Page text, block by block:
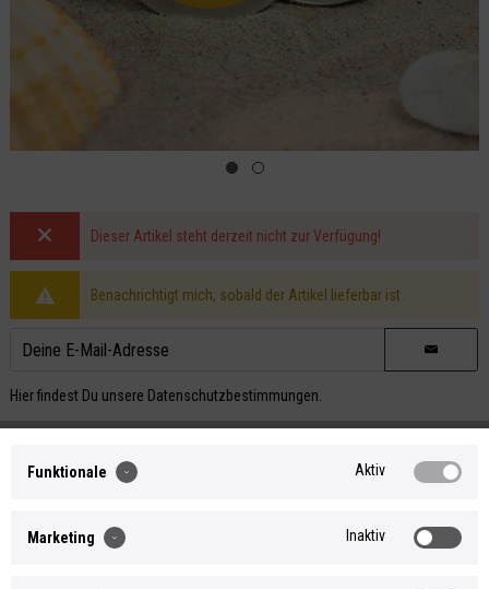
Dieser Artikel steht derzeit nicht zur Verfügung!
Benachrichtigt mich, sobald der Artikel lieferbar ist.
Hier findest Du unsere Datenschutzbestimmungen
Funktionale Aktiv
Marketing Inaktiv